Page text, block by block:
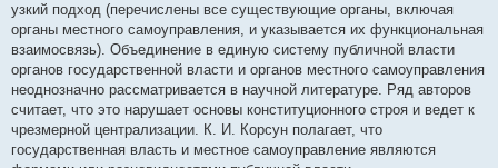
узкий подход (перечислены все существующие органы, включая
органы местного самоуправления, и указывается их функциональная
взаимосвязь). Объединение в единую систему публичной власти
органов государственной власти и органов местного самоуправления
неоднозначно рассматривается в научной литературе. Ряд авторов
считает, что это нарушает основы конституционного строя и ведет к
чрезмерной централизации. К. И. Корсун полагает, что
государственная власть и местное самоуправление являются